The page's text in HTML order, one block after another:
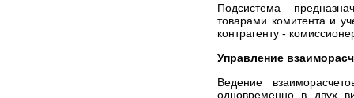
Подсистема
товарами комитента и
контрагенту -
Управление
Ведение
одновременно в двух